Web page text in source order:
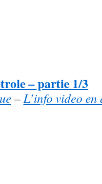
– partie 1/3
–L’info video en